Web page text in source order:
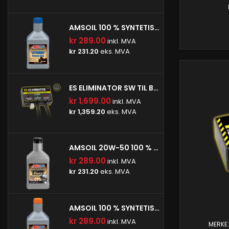
AMSOIL 100 % SYNTETISK V-TWIN PRIMÆROLJE
kr 289.00 inkl. MVA
kr 231.20 eks. MVA
ES ELIMINATOR SW TIL BMW- (ESE-SW-BM1)
kr 1,699.00 inkl. MVA
kr 1,359.20 eks. MVA
AMSOIL 20W-50 100 % SYNTETISK V-TWIN MOTOROLJE
kr 289.00 inkl. MVA
kr 231.20 eks. MVA
AMSOIL 100 % SYNTETISK V-TWIN GIROLJE
kr 289.00 inkl. MVA
Dette er
og KTM-
fra
MERKE: